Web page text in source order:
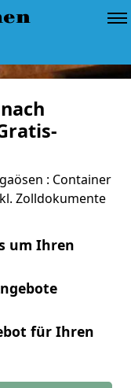
: Container
Zolldokumente
um Ihren
für Ihren